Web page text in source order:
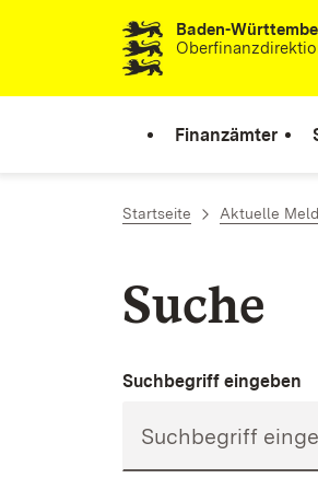
Zum Inhalt springen
Baden-
Finanzämter
Startseite Aktuelle
Suche
Suchbegriff eingeben